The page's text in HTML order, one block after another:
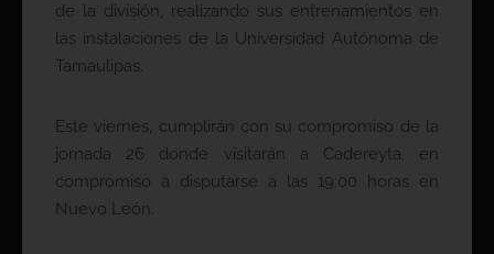
de la división, realizando sus entrenamientos en
las instalaciones de la Universidad Autónoma de
Tamaulipas.
Este viernes, cumplirán con su compromiso de la
jornada 26 donde visitarán a Cadereyta, en
compromiso a disputarse a las 19:00 horas en
Nuevo León.